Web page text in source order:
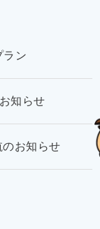
ラン
知らせ
お知らせ